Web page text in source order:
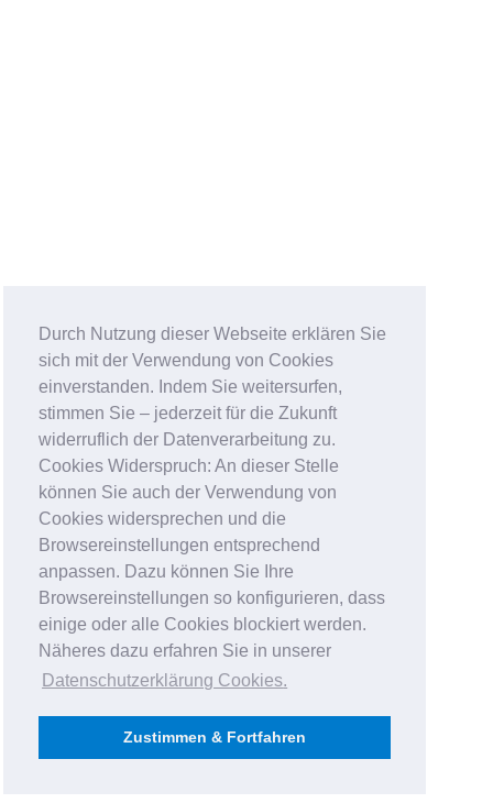
Durch Nutzung dieser Webseite erklären Sie
sich mit der Verwendung von Cookies
einverstanden. Indem Sie weitersurfen,
stimmen Sie – jederzeit für die Zukunft
widerruflich der Datenverarbeitung zu.
Cookies Widerspruch: An dieser Stelle
können Sie auch der Verwendung von
Cookies widersprechen und die
Browsereinstellungen entsprechend
anpassen. Dazu können Sie Ihre
Browsereinstellungen so konfigurieren, dass
einige oder alle Cookies blockiert werden.
Näheres dazu erfahren Sie in unserer
Datenschutzerklärung Cookies.
Zustimmen & Fortfahren